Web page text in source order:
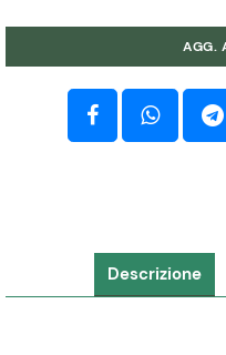
AGG.
Descrizione